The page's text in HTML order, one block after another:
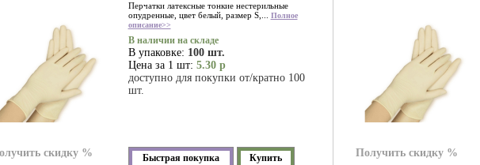
Перчатки латексные тонкие нестерильные
опудренные, цвет белый, размер S,... Полное
описание>>
В наличии на складе
В упаковке: 100 шт.
Цена за 1 шт: 5.30 р
доступно для покупки от/кратно 100
шт.
скидку % Быстрая покупка Купить Получить скидку %